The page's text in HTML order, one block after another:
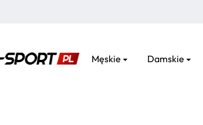
Męskie Damskie